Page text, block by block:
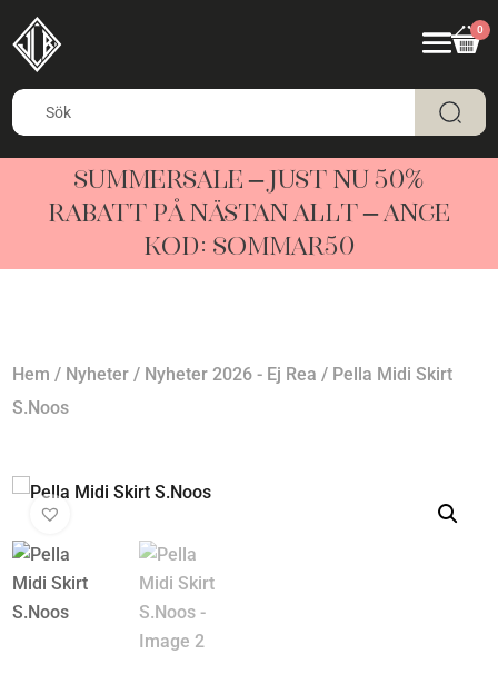
0
SUMMERSALE – JUST NU 50%
RABATT PÅ NÄSTAN ALLT – ANGE
KOD: SOMMAR50
Hem / Nyheter / Nyheter 2026 - Ej Rea / Pella Midi Skirt
S.Noos